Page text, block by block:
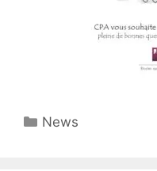
Catégories
News